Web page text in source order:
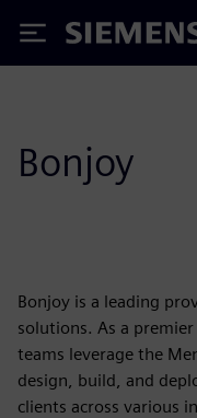
Siemens
Bonjoy
Bonjoy is a leading
solutions. As a
teams leverage the
design, build, and
clients across various